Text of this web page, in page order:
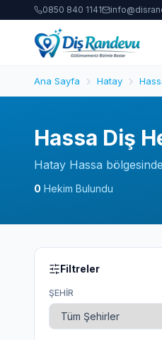
0850 840 1141
Ana Sayfa Hatay
Hassa Diş
Hatay Hassa
0 Hekim Bulundu
Filtreler
ŞEHIR